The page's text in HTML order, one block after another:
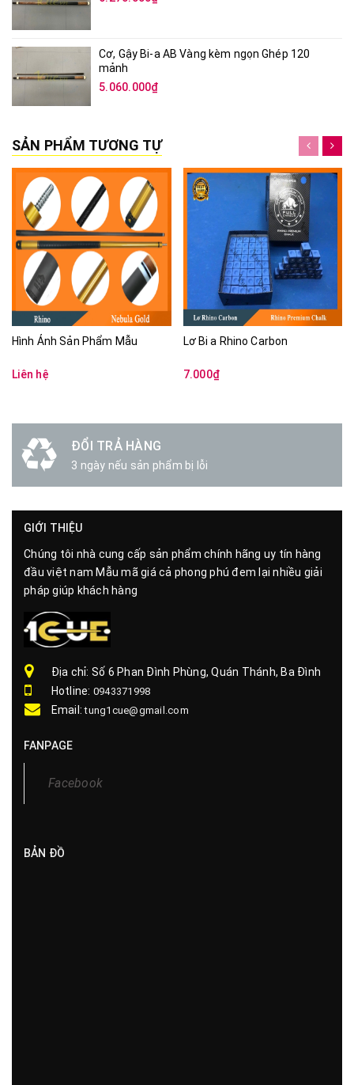
Cơ, Gậy Bi-a AB Vàng kèm ngọn Ghép 120
mảnh
5.060.000₫
SẢN PHẨM TƯƠNG TỰ
Hình Ảnh Sản Phẩm Mẫu
Liên hệ
Lơ Bi a Rhino Carbon
7.000₫
ĐỔI TRẢ HÀNG
3 ngày nếu sản phẩm bị lỗi
GIỚI THIỆU
Chúng tôi nhà cung cấp sản phẩm chính hãng uy tín hàng
đầu việt nam Mẫu mã giá cả phong phú đem lại nhiều giải
pháp giúp khách hàng
Địa chỉ: Số 6 Phan Đình Phùng, Quán Thánh, Ba Đình
Hotline: 0943371998
Email:tung1cue@gmail.com
FANPAGE
Facebook
BẢN ĐỒ